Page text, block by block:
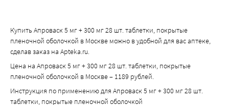
• тугоподвижность суставов;
• мышечные судроги;
• нарушение мочеиспускания, учащенное
мочеиспускание, в том числе в ночное время (никтурия);
• повышенное содержание креатинина в крови;
сок и грейпфруты при приеме препарата Апроваск®. Это
связано с тем, что грейпфрут и грейпфрутовый сок могут
повысить содержание амлодипина (одного из
демоствующих веществ препарата Апроваск®) в крови и
привести к выраженному снижению артериального
давления.
Купить Апроваск 5 мг + 300 мг 28 шт. таблетки, покрытые
пленочной оболочкой в Москве можно в удобной для вас аптеке,
сделав заказ на Apteka.ru.
Цена на Апроваск 5 мг + 300 мг 28 шт. таблетки, покрытые
пленочной оболочкой в Москве – 1189 рублей.
Инструкция по применению для Апроваск 5 мг + 300 мг 28 шт.
таблетки, покрытые пленочной оболочкой